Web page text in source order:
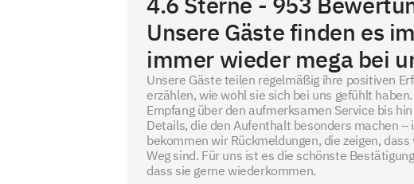
Unsere Gäste finden es
immer wieder mega bei
Unsere Gäste teilen regelmäßig ihre positiven
erzählen, wie wohl sie sich bei uns gefühlt
Empfang über den aufmerksamen Service bis
Details, die den Aufenthalt besonders machen –
bekommen wir Rückmeldungen, die zeigen,
Weg sind. Für uns ist es die schönste
dass sie gerne wiederkommen.